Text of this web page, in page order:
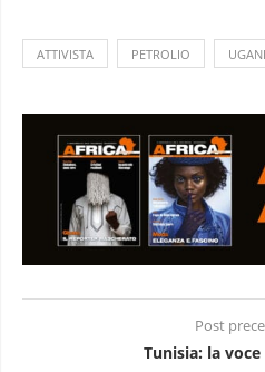
ATTIVISTA PETROLIO
Post
Tunisia: la